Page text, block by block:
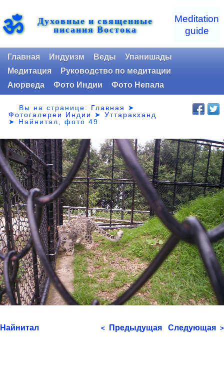
ॐ Духовные и священные
писания Востока
Meditation
guide
Главная Индуизм Веды
Упанишады
Медитация
Руководство по медитации
Аюрведа
Фото Индии Фото Непала
Вы на странице: Главная
➤
Фотогалереи Индии
➤Уттаракханд
➤ Найнитал, фото 49
Найнитал < Предыдущая Следующая >